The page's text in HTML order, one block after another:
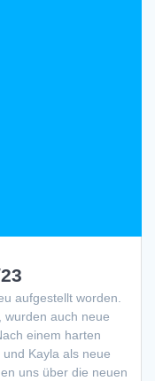
aufgestellt worden.
wurden auch neue
einem harten
Kayla als neue
uns über die neuen